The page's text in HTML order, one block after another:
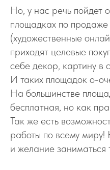
Но, у нас речь пойдет
площадках по продаже
(художественные
приходят целевые
себе декор, картину в
И таких площадок о-
На большинстве
бесплатная, но как
Так же есть
работы по всему
и желание заниматься